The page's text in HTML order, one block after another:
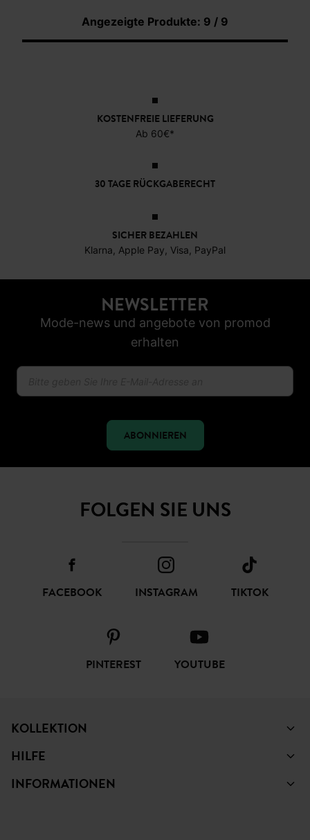
Angezeigte Produkte: 9 / 9
KOSTENFREIE LIEFERUNG
Ab 60€*
30 TAGE RÜCKGABERECHT
SICHER BEZAHLEN
Klarna, Apple Pay, Visa, PayPal
NEWSLETTER
Mode-news und angebote von promod
erhalten
ABONNIEREN
FOLGEN SIE UNS
FACEBOOK INSTAGRAM TIKTOK
PINTEREST YOUTUBE
KOLLEKTION
HILFE
INFORMATIONEN